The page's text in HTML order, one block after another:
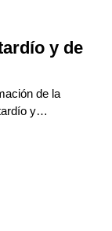
y de
de la
y…